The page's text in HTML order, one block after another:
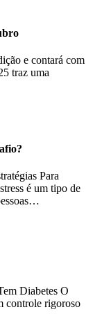
e contará com
traz uma
Para
é um tipo de
Diabetes O
controle rigoroso